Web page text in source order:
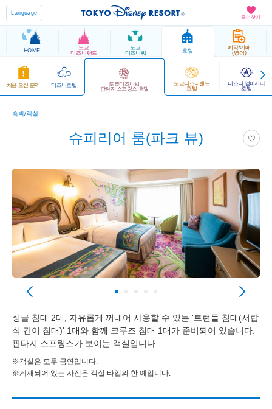
즐겨찾기
Language
HOME
도쿄
디즈니랜드
도쿄
디즈니씨
호텔
예약/예매
(영어)
처음 오신 분께 디즈니호텔 도쿄디즈니씨
판타지 스프링스 호텔
도쿄디즈니랜드
호텔
디즈니 앰버서더
호텔
숙박/객실
슈피리어 룸(파크 뷰)
싱글 침대 2대, 자유롭게 꺼내어 사용할 수 있는 '트런들 침대(서랍
식 간이 침대)' 1대와 함께 크루즈 침대 1대가 준비되어 있습니다.
판타지 스프링스가 보이는 객실입니다.
※객실은 모두 금연입니다.
※게재되어 있는 사진은 객실 타입의 한 예입니다.